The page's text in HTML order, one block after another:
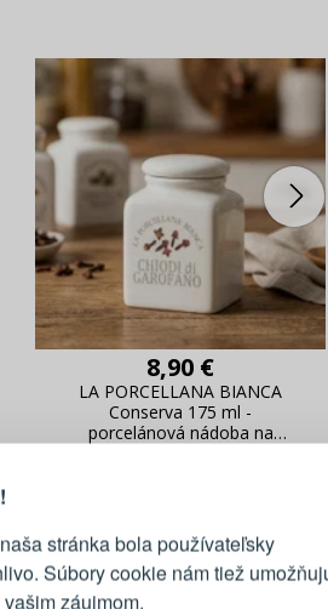
stránka bola používateľsky
Súbory cookie nám tiež
záujmom.
8,90 €
LA PORCELLANA BIANCA
Conserva 175 ml -
porcelánová nádoba na
PRIHLÁSENIE
E-mail